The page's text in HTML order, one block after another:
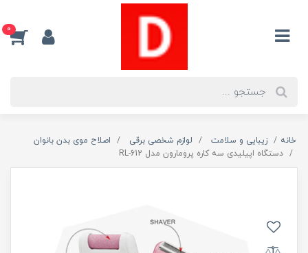
0
خانه زیبایی و سلامت لوازم شخصی برقی
اصلاح موی بدن بانوان
دستگاه اپیلیدی سه کاره پرومارون مدل RL-612